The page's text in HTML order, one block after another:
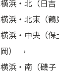
横浜・北（日吉
横浜・北東（鶴
横浜・中央（
岡）
横浜・南（磯子